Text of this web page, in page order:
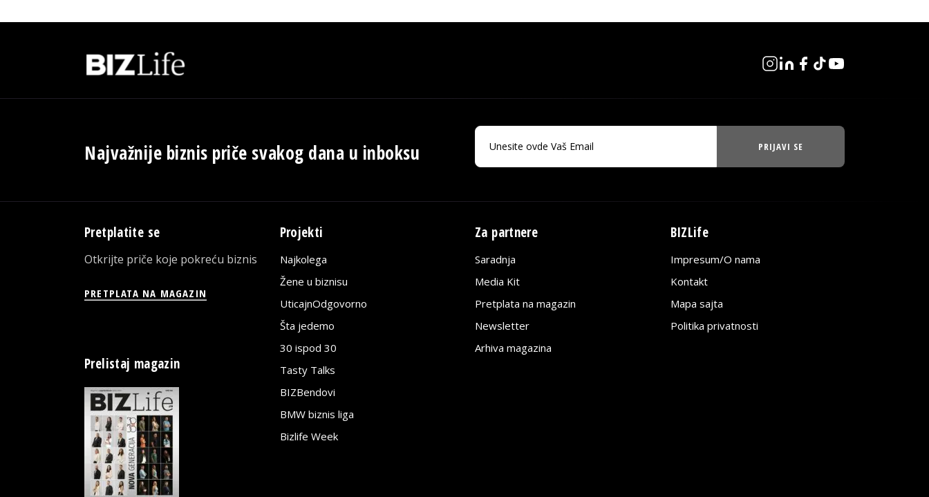
Najvažnije biznis priče svakog dana u inboksu PRIJAVI SE
Pretplatite se
Otkrijte priče koje pokreću biznis
PRETPLATA NA MAGAZIN
Prelistaj magazin
Projekti
Najkolega
Žene u biznisu
UticajnOdgovorno
Šta jedemo
30 ispod 30
Tasty Talks
BIZBendovi
BMW biznis liga
Bizlife Week
Za partnere
Saradnja
Media Kit
Pretplata na magazin
Newsletter
Arhiva magazina
BIZLife
Impresum/O nama
Kontakt
Mapa sajta
Politika privatnosti